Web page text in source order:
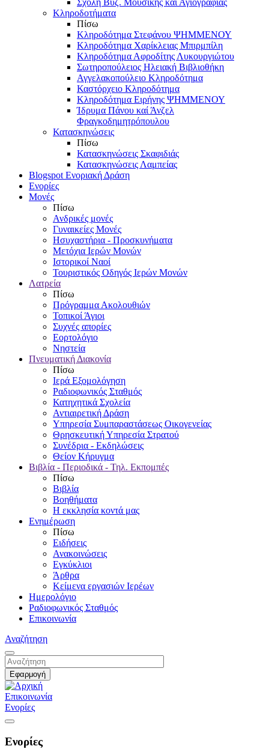
Κληροδοτήματα
Πίσω
Κληροδότημα Στεφάνου ΨΗΜΜΕΝΟΥ
Κληροδότημα Χαρίκλειας Μπιρμπίλη
Κληροδότημα Αφροδίτης Λυκουργιώτου
Σωτηροπούλειος Ηλειακή Βιβλιοθήκη
Αγγελακοπούλειο Κληροδότημα
Καστόρχειο Κληροδότημα
Κληροδότημα Ειρήνης ΨΗΜΜΕΝΟΥ
Ίδρυμα Πάνου καί Άνζελ
Φραγκοδημητρόπουλου
Κατασκηνώσεις
Πίσω
Κατασκηνώσεις Σκαφιδιάς
Κατασκηνώσεις Λαμπείας
Blogspot Ενοριακή Δράση
Ενορίες
Μονές
Πίσω
Ανδρικές μονές
Γυναικείες Μονές
Ησυχαστήρια - Προσκυνήματα
Μετόχια Ιερών Μονών
Ιστορικοί Ναοί
Τουριστικός Οδηγός Ιερών Μονών
Λατρεία
Πίσω
Πρόγραμμα Ακολουθιών
Τοπικοί Άγιοι
Συχνές απορίες
Εορτολόγιο
Νηστεία
Πνευματική Διακονία
Πίσω
Ιερά Εξομολόγηση
Ραδιοφωνικός Σταθμός
Κατηχητικά Σχολεία
Αντιαιρετική Δράση
Υπηρεσία Συμπαραστάσεως Οικογενείας
Θρησκευτική Υπηρεσία Στρατού
Συνέδρια - Εκδηλώσεις
Θείον Κήρυγμα
Βιβλία - Περιοδικά - Τηλ. Εκπομπές
Πίσω
Βιβλία
Βοηθήματα
Η εκκλησία κοντά μας
Ενημέρωση
Πίσω
Ειδήσεις
Ανακοινώσεις
Εγκύκλιοι
Άρθρα
Κείμενα εργασιών Ιερέων
Ημερολόγιο
Ραδιοφωνικός Σταθμός
Επικοινωνία
Αναζήτηση
Επικοινωνία
Ενορίες
Ενορίες